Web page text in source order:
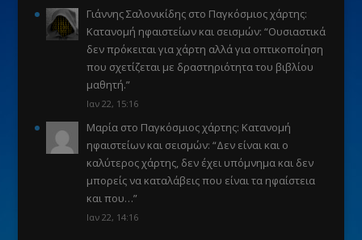
Γιάννης Σαλονικίδηςστο Παγκόσμιος χάρτης:
Κατανομή ηφαιστείων και σεισμών: “Ουσιαστικά
δεν πρόκειται για χάρτη αλλά για οπτικοποίηση
που σχετίζεται με δραστηριότητα του βιβλίου
μαθητή.”
Ιαν 22, 15:16
Μαρίαστο Παγκόσμιος χάρτης: Κατανομή
ηφαιστείων και σεισμών: “Δεν είναι και ο
καλύτερος χάρτης, δεν έχει υπόμνημα και δεν
μπορείς να καταλάβεις που είναι τα ηφαίστεια
και που…”
Ιαν 22, 14:16